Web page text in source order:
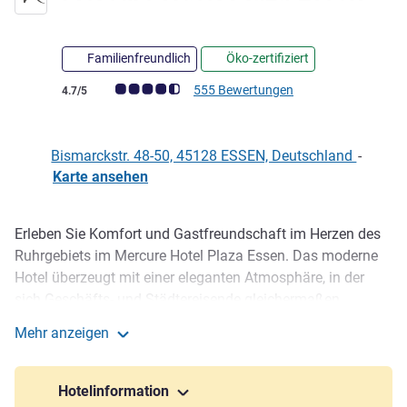
Familienfreundlich Öko-zertifiziert
Note Kundenmeinungen (Bewertung ALL)
4.7/5 555 Bewertungen
Bismarckstr. 48-50, 45128 ESSEN, Deutschland -
Karte ansehen
Beschreibung
Erleben Sie Komfort und Gastfreundschaft im Herzen des
Ruhrgebiets im Mercure Hotel Plaza Essen. Das moderne
Hotel überzeugt mit einer eleganten Atmosphäre, in der
Kategorien bieten höchsten Komfort und laden zum
Entspannen ein. Dank der zentralen Lage erreichen Sie die
Essener Innenstadt, kulturelle Highlights und
Mehr anzeigen
Hotelinformation